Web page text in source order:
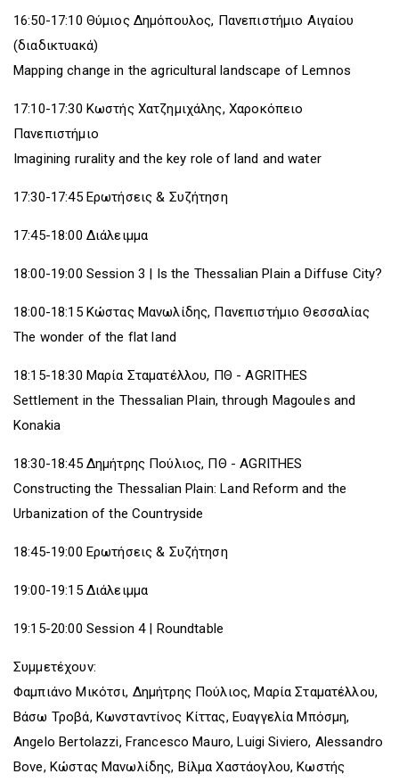
16:50-17:10 Θύμιος Δημόπουλος, Πανεπιστήμιο Αιγαίου
(διαδικτυακά)
Mapping change in the agricultural landscape of Lemnos
17:10-17:30 Κωστής Χατζημιχάλης, Χαροκόπειο
Πανεπιστήμιο
Imagining rurality and the key role of land and water
17:30-17:45 Ερωτήσεις & Συζήτηση
17:45-18:00 Διάλειμμα
18:00-19:00 Session 3 | Is the Thessalian Plain a Diffuse City?
18:00-18:15 Κώστας Μανωλίδης, Πανεπιστήμιο Θεσσαλίας
The wonder of the flat land
18:15-18:30 Μαρία Σταματέλλου, ΠΘ - AGRITHES
Settlement in the Thessalian Plain, through Magoules and
Konakia
18:30-18:45 Δημήτρης Πούλιος, ΠΘ - AGRITHES
Constructing the Thessalian Plain: Land Reform and the
Urbanization of the Countryside
18:45-19:00 Ερωτήσεις & Συζήτηση
19:00-19:15 Διάλειμμα
19:15-20:00 Session 4 | Roundtable
Συμμετέχουν:
Φαμπιάνο Μικότσι, Δημήτρης Πούλιος, Μαρία Σταματέλλου,
Βάσω Τροβά, Κωνσταντίνος Κίττας, Ευαγγελία Μπόσμη,
Angelo Bertolazzi, Francesco Mauro, Luigi Siviero, Alessandro
Bove, Κώστας Μανωλίδης, Βίλμα Χαστάογλου, Κωστής